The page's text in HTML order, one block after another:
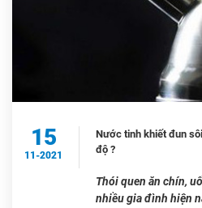
15
11-2021
Nước tinh khiết đun
độ ?
Thói quen ăn chín,
nhiều gia đình hiện